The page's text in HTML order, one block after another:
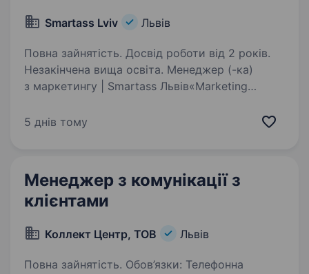
Smartass Lviv Львів
Повна зайнятість. Досвід роботи від 2 років.
Незакінчена вища освіта. Менеджер (-ка)
з маркетингу | Smartass Львів«Marketing
більше, ніж фітнес-клуб. Це сучасний lifestyle-
5 днів тому
Менеджер з комунікації з
клієнтами
Коллект Центр, ТОВ Львів
Повна зайнятість. Обов’язки: Телефонна